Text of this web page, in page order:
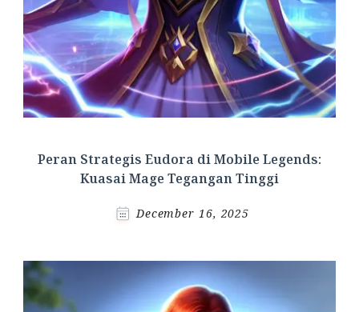
Peran Strategis Eudora di Mobile Legends:
Kuasai Mage Tegangan Tinggi
December 16, 2025